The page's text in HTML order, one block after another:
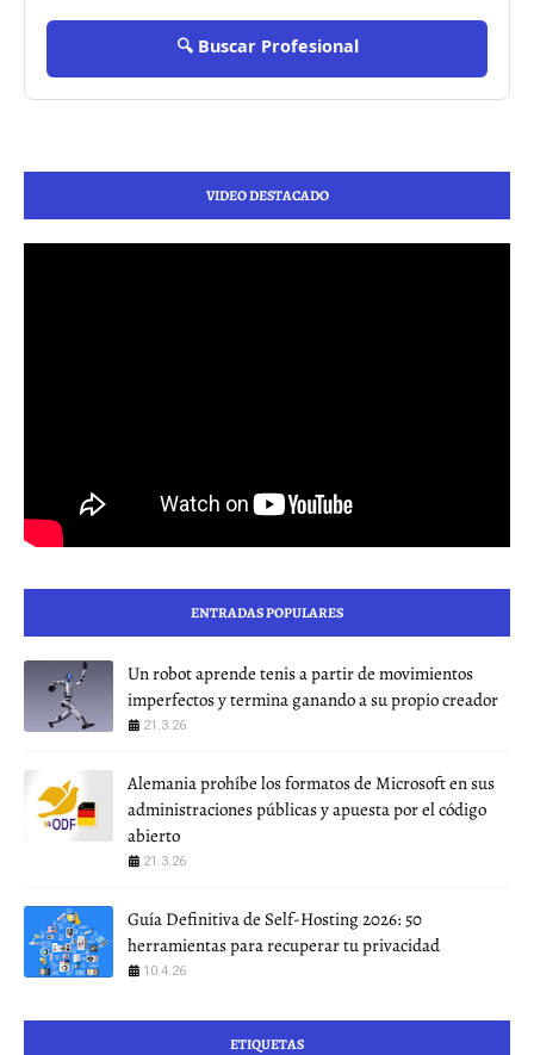
🔍 Buscar Profesional
VIDEO DESTACADO
ENTRADAS POPULARES
Un robot aprende tenis a partir de movimientos
imperfectos y termina ganando a su propio creador
21.3.26
Alemania prohíbe los formatos de Microsoft en sus
administraciones públicas y apuesta por el código
abierto
21.3.26
Guía Definitiva de Self-Hosting 2026: 50
herramientas para recuperar tu privacidad
10.4.26
ETIQUETAS